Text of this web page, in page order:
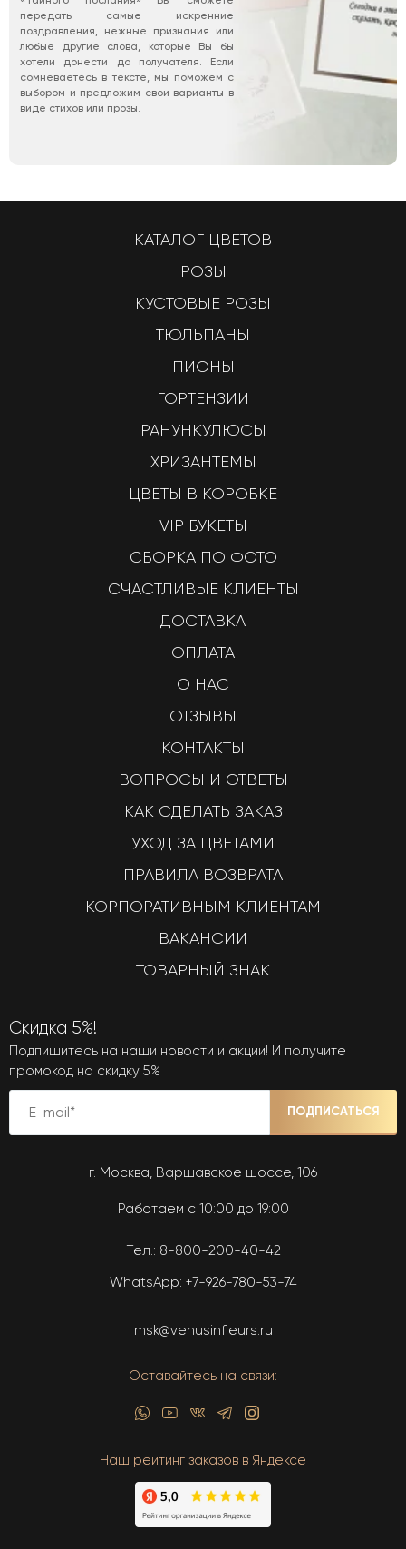
передать самые искренние
поздравления, нежные признания или
любые другие слова, которые Вы бы
хотели донести до получателя. Если
сомневаетесь в тексте, мы поможем с
выбором и предложим свои варианты в
виде стихов или прозы.
КАТАЛОГ ЦВЕТОВ
РОЗЫ
КУСТОВЫЕ РОЗЫ
ТЮЛЬПАНЫ
ПИОНЫ
ГОРТЕНЗИИ
РАНУНКУЛЮСЫ
ХРИЗАНТЕМЫ
ЦВЕТЫ В КОРОБКЕ
VIP БУКЕТЫ
СБОРКА ПО ФОТО
СЧАСТЛИВЫЕ КЛИЕНТЫ
ДОСТАВКА
ОПЛАТА
О НАС
ОТЗЫВЫ
КОНТАКТЫ
ВОПРОСЫ И ОТВЕТЫ
КАК СДЕЛАТЬ ЗАКАЗ
УХОД ЗА ЦВЕТАМИ
ПРАВИЛА ВОЗВРАТА
КОРПОРАТИВНЫМ КЛИЕНТАМ
ВАКАНСИИ
ТОВАРНЫЙ ЗНАК
Скидка 5%!
Подпишитесь на наши новости и акции! И получите
промокод на скидку 5%
ПОДПИСАТЬСЯ
г. Москва, Варшавское шоссе, 106
Работаем с 10:00 до 19:00
Тел.: 8-800-200-40-42
WhatsApp: +7-926-780-53-74
msk@venusinfleurs.ru
Оставайтесь на связи:
Наш рейтинг заказов в Яндексе